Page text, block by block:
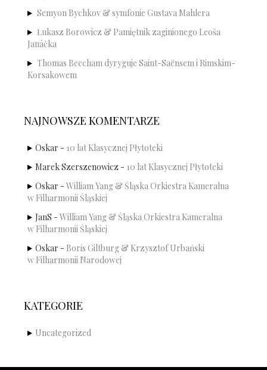
Semyon Bychkov & symfonie Gustava Mahlera
Łukasz Borowicz & Pamiętnik zaginionego Leoša
Janáčka
Thomas Beecham dyryguje Saint-Saënsem i Rimskim-
Korsakowem
NAJNOWSZE KOMENTARZE
Oskar - 10 lat Klasycznej Płytoteki
Marek Szerszenowicz - 10 lat Klasycznej Płytoteki
Oskar - William Yang & Śląska Orkiestra Kameralna
w Filharmonii Śląskiej
JanS - William Yang & Śląska Orkiestra Kameralna
w Filharmonii Śląskiej
Oskar - Boris Giltburg & Krzysztof Urbański
w Filharmonii Narodowej
KATEGORIE
Uncategorized